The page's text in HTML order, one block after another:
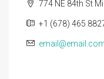
774 NE 84th St
+1 (678) 465